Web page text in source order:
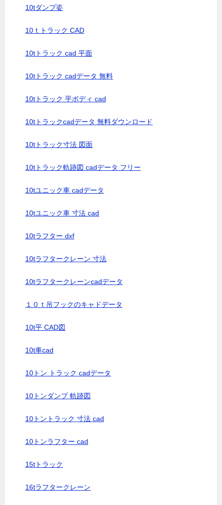
10tダンプ姿
10ｔトラック CAD
10tトラック cad 平面
10tトラック cadデータ 無料
10tトラック 平ボディ cad
10tトラックcadデータ 無料ダウンロード
10tトラック寸法 図面
10tトラック軌跡図 cadデータ フリー
10tユニック車 cadデータ
10tユニック車 寸法 cad
10tラフター dxf
10tラフタークレーン 寸法
10tラフタークレーンcadデータ
１０ｔ吊フックのキャドデータ
10t平 CAD図
10t車cad
10トン トラック cadデータ
10トンダンプ 軌跡図
10トントラック 寸法 cad
10トンラフター cad
15tトラック
16tラフタークレーン